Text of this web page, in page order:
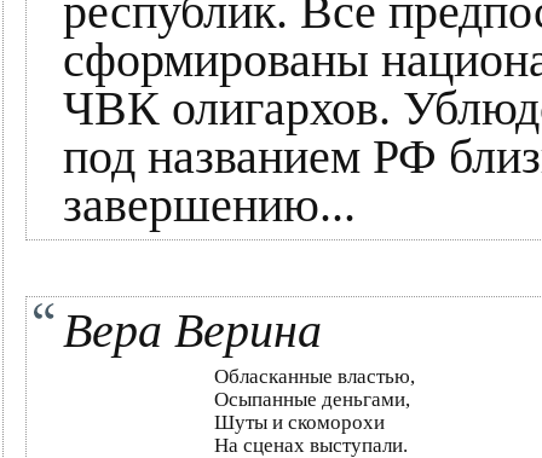
республик. Все
сформированы
ЧВК олигархов.
под названием РФ
завершению...
Вера Верина
Обласканные властью,
Осыпанные деньгами,
Шуты и скоморохи
На сценах выступали.